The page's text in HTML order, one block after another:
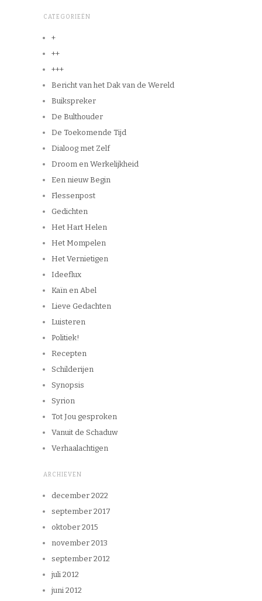
CATEGORIEËN
+
++
+++
Bericht van het Dak van de Wereld
Buikspreker
De Bulthouder
De Toekomende Tijd
Dialoog met Zelf
Droom en Werkelijkheid
Een nieuw Begin
Flessenpost
Gedichten
Het Hart Helen
Het Mompelen
Het Vernietigen
Ideeflux
Kaïn en Abel
Lieve Gedachten
Luisteren
Politiek!
Recepten
Schilderijen
Synopsis
Syrion
Tot Jou gesproken
Vanuit de Schaduw
Verhaalachtigen
ARCHIEVEN
december 2022
september 2017
oktober 2015
november 2013
september 2012
juli 2012
juni 2012